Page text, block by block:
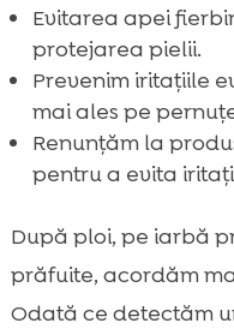
Evitarea apei
protejarea pielii.
Prevenim iritațiile
mai ales pe
Renunțăm la
pentru a evita
După ploi, pe iarbă
prăfuite, acordăm
Odată ce detectăm